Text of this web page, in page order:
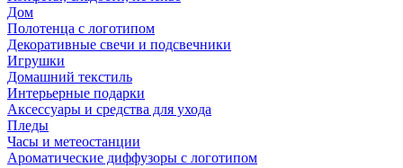
Дом
Полотенца с логотипом
Декоративные свечи и подсвечники
Игрушки
Домашний текстиль
Интерьерные подарки
Аксессуары и средства для ухода
Пледы
Часы и метеостанции
Ароматические диффузоры с логотипом